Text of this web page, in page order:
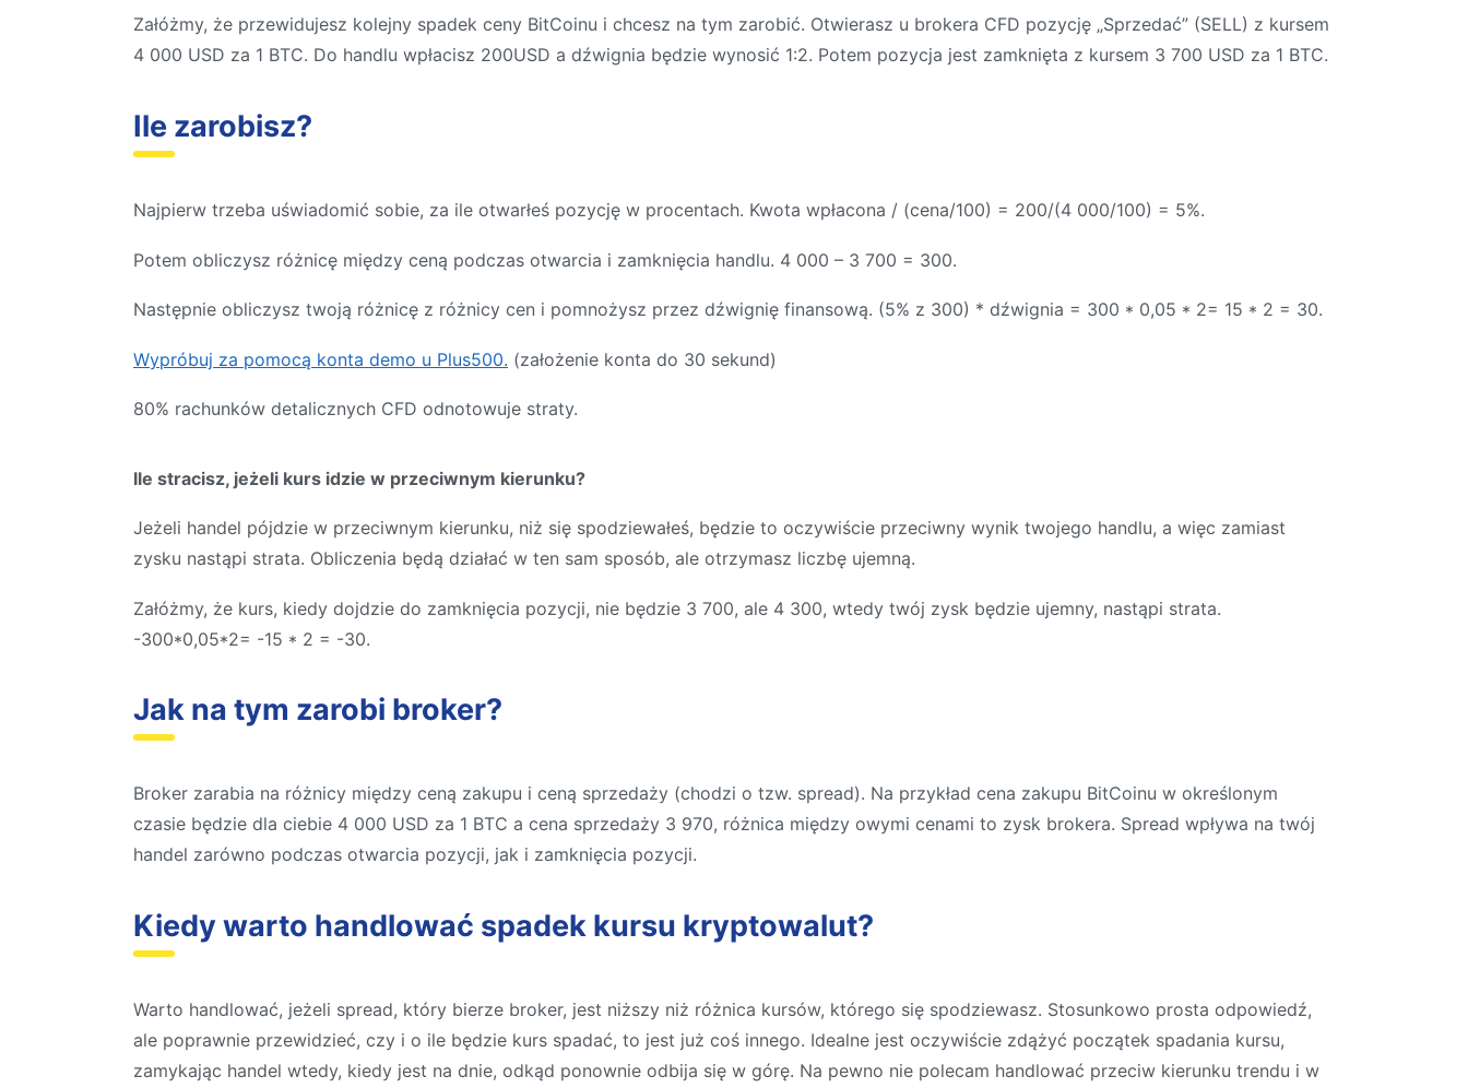
Załóżmy, że przewidujesz kolejny spadek ceny BitCoinu i chcesz na tym zarobić. Otwierasz u brokera CFD pozycję „Sprzedać” (SELL) z kursem
4 000 USD za 1 BTC. Do handlu wpłacisz 200USD a dźwignia będzie wynosić 1:2. Potem pozycja jest zamknięta z kursem 3 700 USD za 1 BTC.
Ile zarobisz?
Najpierw trzeba uświadomić sobie, za ile otwarłeś pozycję w procentach. Kwota wpłacona / (cena/100) = 200/(4 000/100) = 5%.
Potem obliczysz różnicę między ceną podczas otwarcia i zamknięcia handlu. 4 000 – 3 700 = 300.
Następnie obliczysz twoją różnicę z różnicy cen i pomnożysz przez dźwignię finansową. (5% z 300) * dźwignia = 300 * 0,05 * 2= 15 * 2 = 30.
Wypróbuj za pomocą konta demo u Plus500. (założenie konta do 30 sekund)
80% rachunków detalicznych CFD odnotowuje straty.
Ile stracisz, jeżeli kurs idzie w przeciwnym kierunku?
Jeżeli handel pójdzie w przeciwnym kierunku, niż się spodziewałeś, będzie to oczywiście przeciwny wynik twojego handlu, a więc zamiast
zysku nastąpi strata. Obliczenia będą działać w ten sam sposób, ale otrzymasz liczbę ujemną.
Załóżmy, że kurs, kiedy dojdzie do zamknięcia pozycji, nie będzie 3 700, ale 4 300, wtedy twój zysk będzie ujemny, nastąpi strata.
-300*0,05*2= -15 * 2 = -30.
Jak na tym zarobi broker?
Broker zarabia na różnicy między ceną zakupu i ceną sprzedaży (chodzi o tzw. spread). Na przykład cena zakupu BitCoinu w określonym
czasie będzie dla ciebie 4 000 USD za 1 BTC a cena sprzedaży 3 970, różnica między owymi cenami to zysk brokera. Spread wpływa na twój
handel zarówno podczas otwarcia pozycji, jak i zamknięcia pozycji.
Kiedy warto handlować spadek kursu kryptowalut?
Warto handlować, jeżeli spread, który bierze broker, jest niższy niż różnica kursów, którego się spodziewasz. Stosunkowo prosta odpowiedź,
ale poprawnie przewidzieć, czy i o ile będzie kurs spadać, to jest już coś innego. Idealne jest oczywiście zdążyć początek spadania kursu,
zamykając handel wtedy, kiedy jest na dnie, odkąd ponownie odbija się w górę. Na pewno nie polecam handlować przeciw kierunku trendu i w